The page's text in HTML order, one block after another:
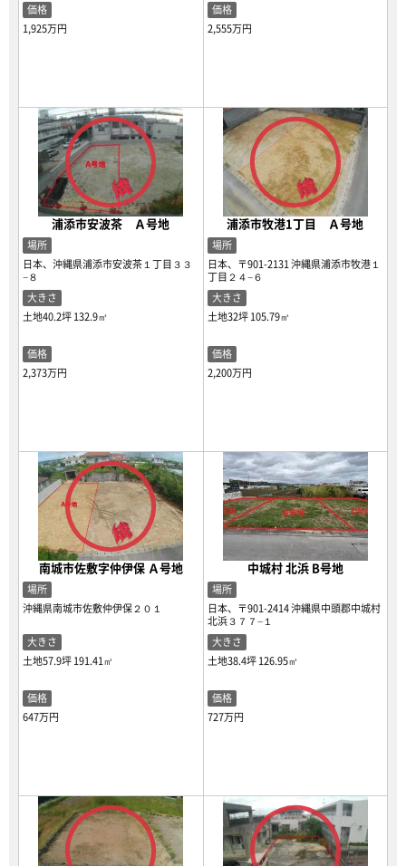
価格
1,925万円
価格
2,555万円
浦添市安波茶 Ａ号地
場所
日本、沖縄県浦添市安波茶１丁目３３
−８
大きさ
土地40.2坪132.9㎡
価格
2,373万円
浦添市牧港1丁目 Ａ号地
場所
日本、〒901-2131 沖縄県浦添市牧港１
丁目２４−６
大きさ
土地32坪 105.79㎡
価格
2,200万円
南城市佐敷字仲伊保 Ａ号地
場所
沖縄県南城市佐敷仲伊保２０１
大きさ
土地57.9坪191.41㎡
価格
647万円
中城村 北浜 B号地
場所
日本、〒901-2414 沖縄県中頭郡中城村
北浜３７７−１
大きさ
土地38.4坪 126.95㎡
価格
727万円